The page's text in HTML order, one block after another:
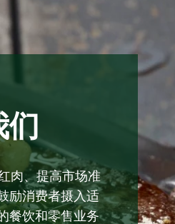
们
肉、提高市场准
励消费者摄入适
餐饮和零售业务